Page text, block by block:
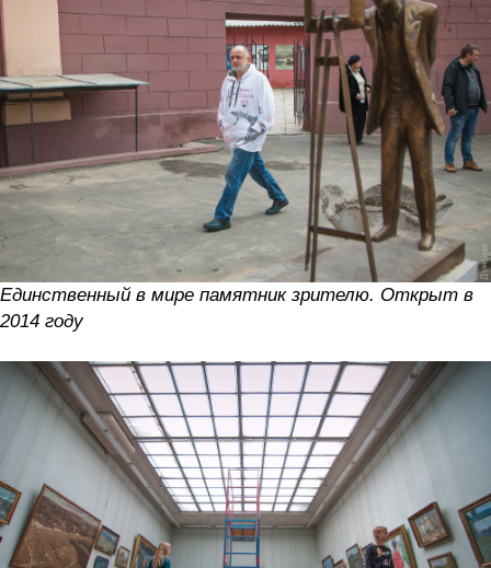
Единственный в мире памятник зрителю. Открыт в
2014 году